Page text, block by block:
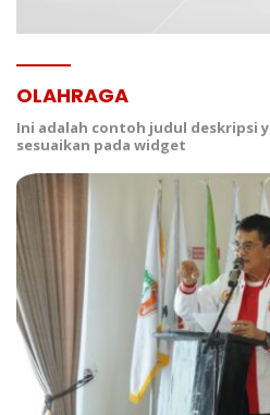
OLAHRAGA
Ini adalah contoh judul deskripsi
sesuaikan pada widget